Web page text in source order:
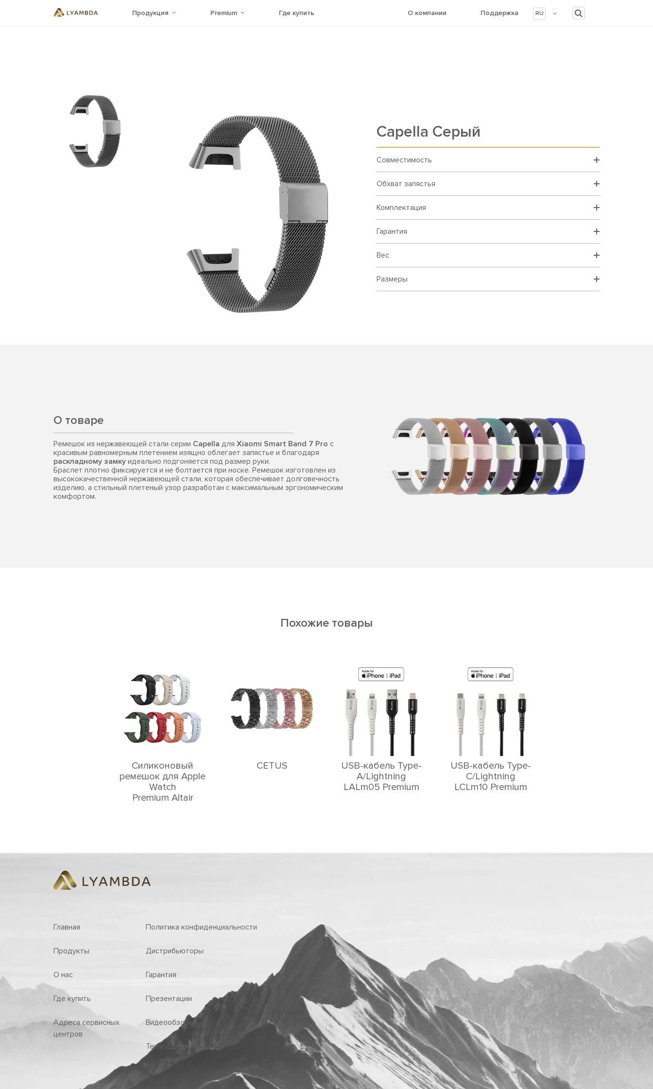
Продукция Premium Где купить О компании Поддержка RU
Capella Серый
Совместимость
Обхват запястья
Комплектация
Гарантия
Вес
Размеры
О товаре
Ремешок из нержавеющей стали серии Capella для Xiaomi Smart Band 7 Pro с
красивым равномерным плетением изящно облегает запястье и благодаря
раскладному замку идеально подгоняется под размер руки.
Браслет плотно фиксируется и не болтается при носке. Ремешок изготовлен из
высококачественной нержавеющей стали, которая обеспечивает долговечность
изделию, а стильный плетеный узор разработан с максимальным эргономическим
комфортом.
Похожие товары
Силиконовый
ремешок для Apple
Watch
Premium Altair
CETUS
USB-кабель Type-
A/Lightning
LALm05 Premium
USB-кабель Type-
C/Lightning
LCLm10 Premium
Главная
Продукты
О нас
Где купить
Адреса сервисных
центров
Политика конфиденциальности
Дистрибьюторы
Гарантия
Презентации
Видеообзоры
Техподдержка